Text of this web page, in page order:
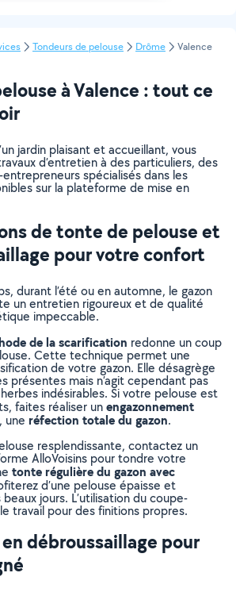
Tondeurs de pelouse Drôme Valence
à Valence : tout ce
jardin plaisant et accueillant, vous
d’entretien à des particuliers, des
spécialisés dans les
sur la plateforme de mise en
de tonte de pelouse et
pour votre confort
durant l’été ou en automne, le gazon
un entretien rigoureux et de qualité
impeccable.
de la scarification redonne un coup
Cette technique permet une
de votre gazon. Elle désagrège
présentes mais n’agit cependant pas
indésirables. Si votre pelouse est
faites réaliser unengazonnement
une réfection totale du gazon.
resplendissante, contactez un
AlloVoisins pour tondre votre
tonte régulière du gazon avec
d’une pelouse épaisse et
jours. L’utilisation du coupe-
travail pour des finitions propres.
débroussaillage pour